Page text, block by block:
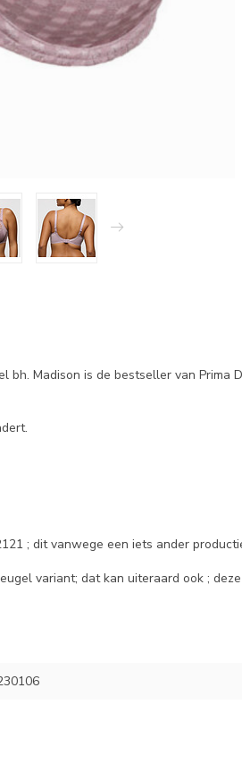
Madison is de bestseller van Prima
; dit vanwege een iets ander
variant; dat kan uiteraard ook ;